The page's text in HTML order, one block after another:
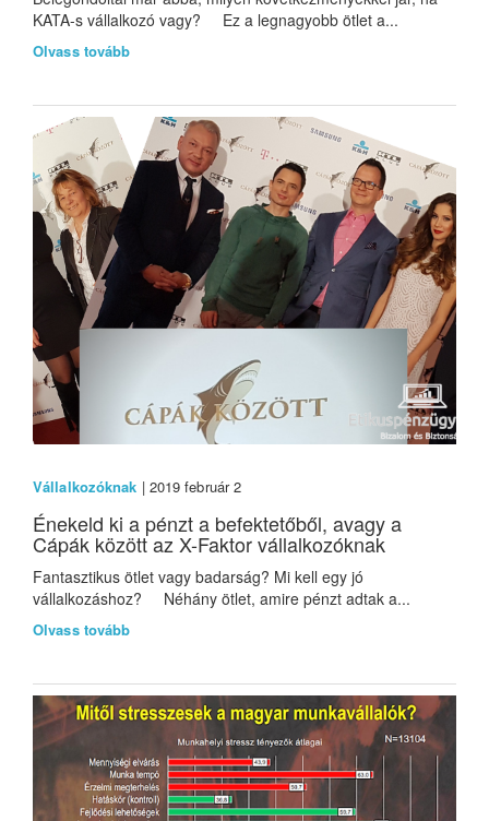
KATA-s vállalkozó vagy? Ez a legnagyobb ötlet a...
Olvass tovább
Vállalkozóknak | 2019 február 2
Énekeld ki a pénzt a befektetőből, avagy a
Cápák között az X-Faktor vállalkozóknak
Fantasztikus ötlet vagy badarság? Mi kell egy jó
vállalkozáshoz? Néhány ötlet, amire pénzt adtak a...
Olvass tovább